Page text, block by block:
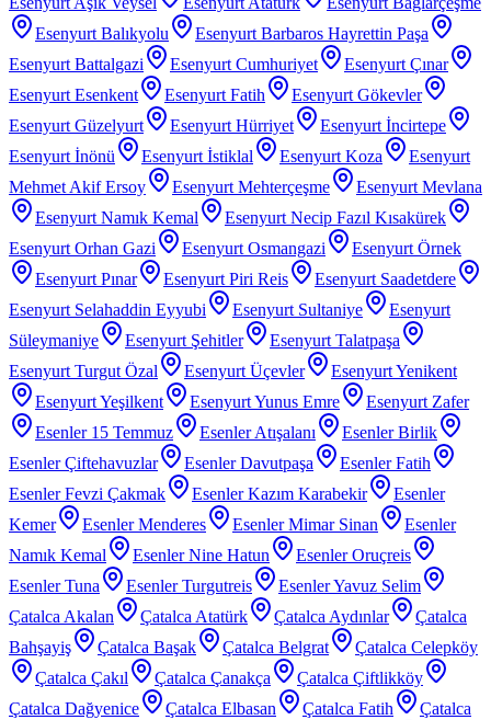
Esenyurt Balıkyolu
Esenyurt Barbaros Hayrettin Paşa
Esenyurt Battalgazi
Esenyurt Cumhuriyet
Esenyurt Çınar
Esenyurt Esenkent
Esenyurt Fatih
Esenyurt Gökevler
Esenyurt Güzelyurt
Esenyurt Hürriyet
Esenyurt İncirtepe
Esenyurt İnönü
Esenyurt İstiklal Esenyurt Koza
Esenyurt
Mehmet Akif Ersoy
Esenyurt Mehterçeşme
Esenyurt Mevlana
Esenyurt Namık Kemal
Esenyurt Necip Fazıl Kısakürek
Esenyurt Orhan Gazi
Esenyurt Osmangazi
Esenyurt Örnek
Esenyurt Pınar
Esenyurt Piri Reis
Esenyurt Saadetdere
Esenyurt Selahaddin Eyyubi
Esenyurt Sultaniye
Esenyurt
Süleymaniye
Esenyurt Şehitler
Esenyurt Talatpaşa
Esenyurt Turgut Özal
Esenyurt Üçevler
Esenyurt Yenikent
Esenyurt Yeşilkent
Esenyurt Yunus Emre
Esenyurt Zafer
Esenler 15 Temmuz
Esenler Atışalanı
Esenler Birlik
Esenler Çiftehavuzlar
Esenler Davutpaşa
Esenler Fatih
Esenler Fevzi Çakmak
Esenler Kazım Karabekir
Esenler
Kemer
Esenler Menderes Esenler Mimar Sinan
Esenler
Namık Kemal
Esenler Nine Hatun
Esenler Oruçreis
Esenler Tuna
Esenler Turgutreis
Esenler Yavuz Selim
Çatalca Akalan
Çatalca Atatürk Çatalca Aydınlar
Çatalca
Bahşayiş
Çatalca Başak Çatalca Belgrat
Çatalca Celepköy
Çatalca Çakıl
Çatalca Çanakça
Çatalca Çiftlikköy
Çatalca Dağyenice
Çatalca Elbasan Çatalca Fatih
Çatalca